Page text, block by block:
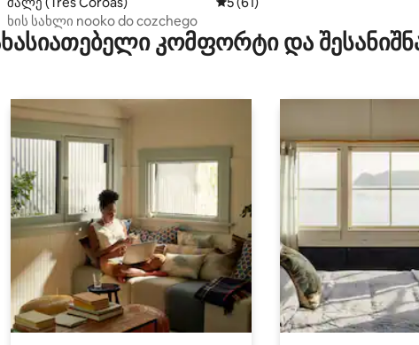
ხის სახლი nooko do cozchego
კომფორტი და